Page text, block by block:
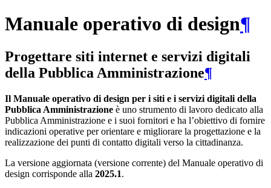
Manuale operativo di design¶
Progettare siti internet e servizi digitali
della Pubblica Amministrazione¶
Il Manuale operativo di design per i siti e i servizi digitali della
Pubblica Amministrazione è uno strumento di lavoro dedicato alla
Pubblica Amministrazione e i suoi fornitori e ha l’obiettivo di fornire
indicazioni operative per orientare e migliorare la progettazione e la
realizzazione dei punti di contatto digitali verso la cittadinanza.
La versione aggiornata (versione corrente) del Manuale operativo di
design corrisponde alla 2025.1.